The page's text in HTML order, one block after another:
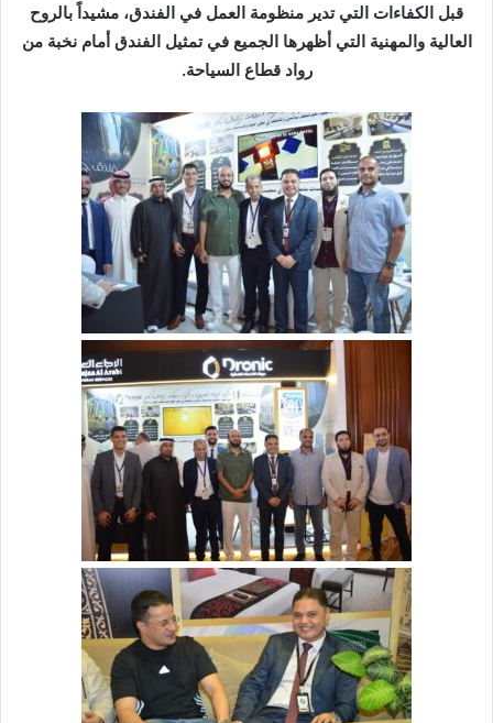
قبل الكفاءات التي تدير منظومة العمل في الفندق، مشيداً بالروح
العالية والمهنية التي أظهرها الجميع في تمثيل الفندق أمام نخبة من
رواد قطاع السياحة.